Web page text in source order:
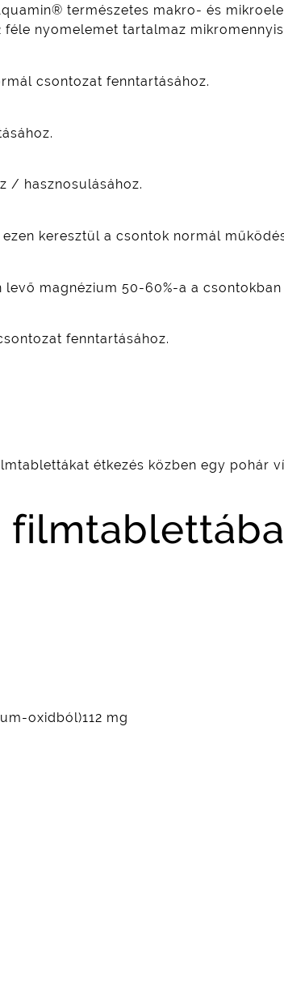
természetes makro- és
nyomelemet tartalmaz
csontozat fenntartásához.
/ hasznosulásához.
keresztül a csontok normál
magnézium 50-60%-a a
fenntartásához.
étkezés közben egy pohár
oxidból)112 mg